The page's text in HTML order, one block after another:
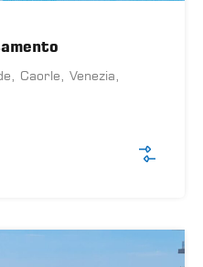
Caorle, Venezia,